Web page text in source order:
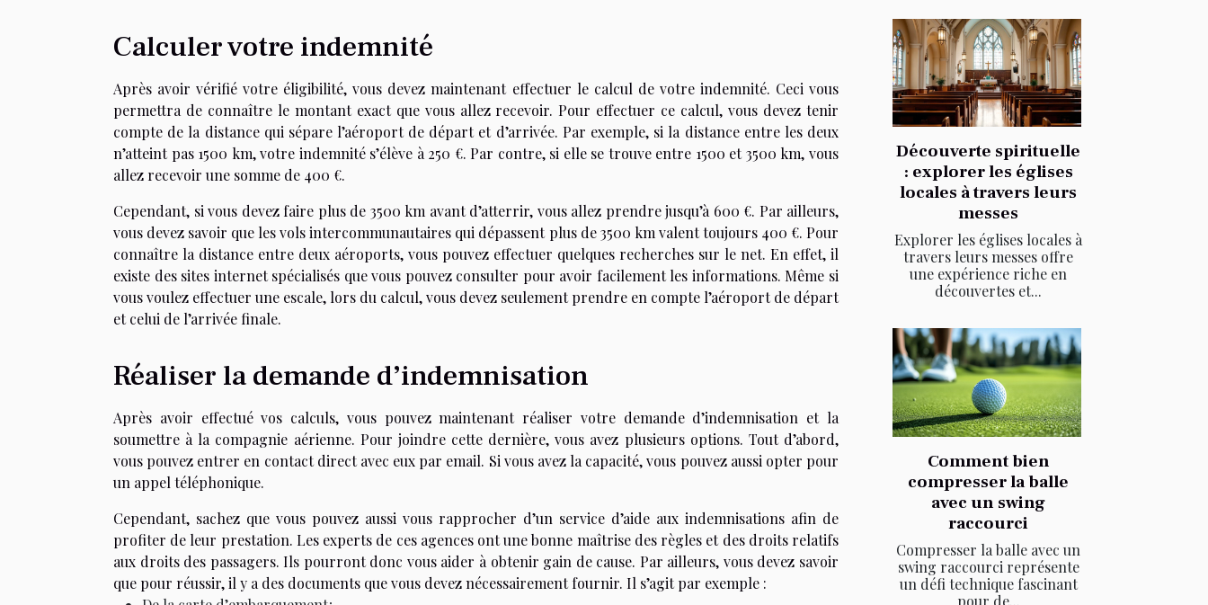
Calculer votre indemnité
Après avoir vérifié votre éligibilité, vous devez maintenant effectuer le calcul de votre indemnité. Ceci vous
permettra de connaître le montant exact que vous allez recevoir. Pour effectuer ce calcul, vous devez tenir
compte de la distance qui sépare l’aéroport de départ et d’arrivée. Par exemple, si la distance entre les deux
n’atteint pas 1500 km, votre indemnité s’élève à 250 €. Par contre, si elle se trouve entre 1500 et 3500 km, vous
allez recevoir une somme de 400 €.
Cependant, si vous devez faire plus de 3500 km avant d’atterrir, vous allez prendre jusqu’à 600 €. Par ailleurs,
vous devez savoir que les vols intercommunautaires qui dépassent plus de 3500 km valent toujours 400 €. Pour
connaître la distance entre deux aéroports, vous pouvez effectuer quelques recherches sur le net. En effet, il
existe des sites internet spécialisés que vous pouvez consulter pour avoir facilement les informations. Même si
vous voulez effectuer une escale, lors du calcul, vous devez seulement prendre en compte l’aéroport de départ
et celui de l’arrivée finale.
Réaliser la demande d’indemnisation
Après avoir effectué vos calculs, vous pouvez maintenant réaliser votre demande d’indemnisation et la
soumettre à la compagnie aérienne. Pour joindre cette dernière, vous avez plusieurs options. Tout d’abord,
vous pouvez entrer en contact direct avec eux par email. Si vous avez la capacité, vous pouvez aussi opter pour
un appel téléphonique.
Cependant, sachez que vous pouvez aussi vous rapprocher d’un service d’aide aux indemnisations afin de
profiter de leur prestation. Les experts de ces agences ont une bonne maîtrise des règles et des droits relatifs
aux droits des passagers. Ils pourront donc vous aider à obtenir gain de cause. Par ailleurs, vous devez savoir
que pour réussir, il y a des documents que vous devez nécessairement fournir. Il s’agit par exemple :
Découverte spirituelle
: explorer les églises
locales à travers leurs
messes
Explorer les églises locales à
travers leurs messes offre
une expérience riche en
découvertes et...
Comment bien
compresser la balle
avec un swing
raccourci
Compresser la balle avec un
swing raccourci représente
un défi technique fascinant
pour de...